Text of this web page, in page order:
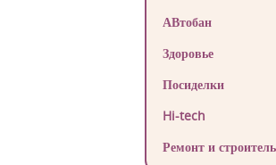
АВтобан
Здоровье
Посиделки
Hi-tech
Ремонт и